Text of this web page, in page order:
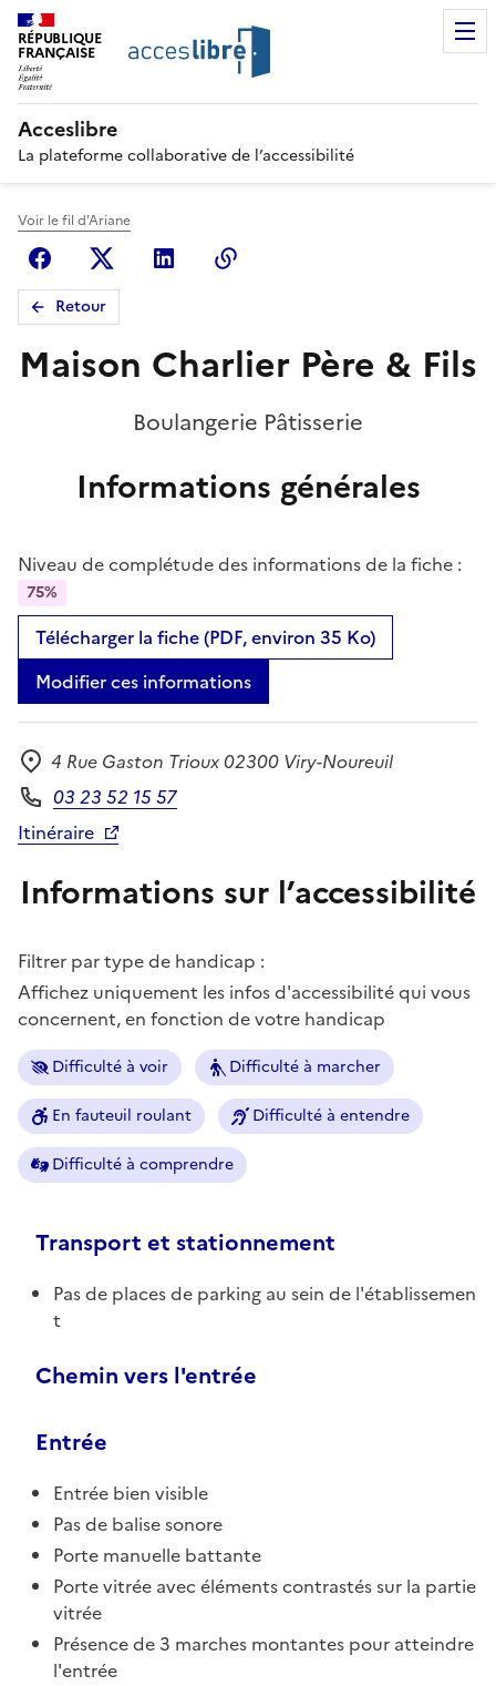
RÉPUBLIQUE
FRANÇAISE
Acceslibre
La plateforme collaborative de l’accessibilité
Voir le fil d'Ariane
FacebookX (anciennement Twitter)
Linkedin
Retour
Maison Charlier Père & Fils
Boulangerie Pâtisserie
Informations générales
Niveau de complétude des informations de la fiche :
75%
Télécharger la fiche (PDF, environ 35 Ko)
Modifier ces informations
Adresse
4 Rue Gaston Trioux 02300 Viry-Noureuil
Téléphone
03 23 52 15 57
Itinéraire
Informations sur l’accessibilité
Filtrer par type de handicap :
Affichez uniquement les infos d'accessibilité qui vous
concernent, en fonction de votre handicap
Difficulté à voir Difficulté à marcher
En fauteuil roulant Difficulté à entendre
Difficulté à comprendre
Transport et stationnement
Pas de places de parking au sein de l'établissemen
t
Chemin vers l'entrée
Entrée
Entrée bien visible
Pas de balise sonore
Porte manuelle battante
Porte vitrée avec éléments contrastés sur la partie
vitrée
Présence de 3 marches montantes pour atteindre
l'entrée